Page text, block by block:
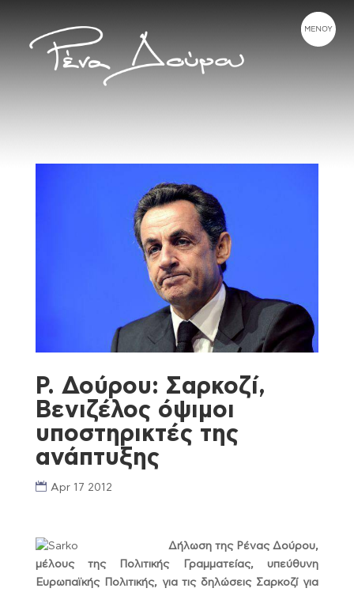
Ρ. Δούρου: Σαρκοζί,
Βενιζέλος όψιμοι
υποστηρικτές της
ανάπτυξης
Apr 17 2012
Δήλωση της Ρένας Δούρου,
μέλους της Πολιτικής Γραμματείας, υπεύθυνη
Ευρωπαϊκής Πολιτικής, για τις δηλώσεις Σαρκοζί για